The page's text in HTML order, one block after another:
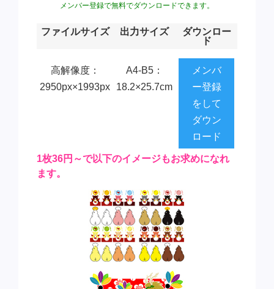
メンバー登録で無料でダウンロードできます。
ファイルサイズ 出力サイズ
ダウンロー
ド
高解像度：
2950px×1993px
A4-B5：
18.2×25.7cm
メンバ
ー登録
をして
ダウン
ロード
1枚36円～で以下のイメージもお求めになれ
ます。